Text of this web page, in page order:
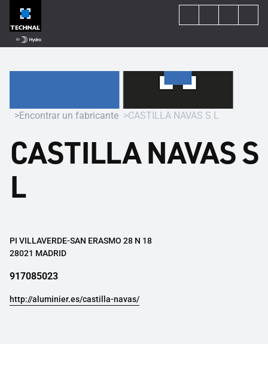
Encontrar un fabricante CASTILLA NAVAS S L
CASTILLA NAVAS S
L
PI VILLAVERDE-SAN ERASMO 28 N 18
28021 MADRID
917085023
http://aluminier.es/castilla-navas/